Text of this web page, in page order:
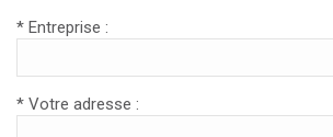
* Entreprise :
* Votre adresse :